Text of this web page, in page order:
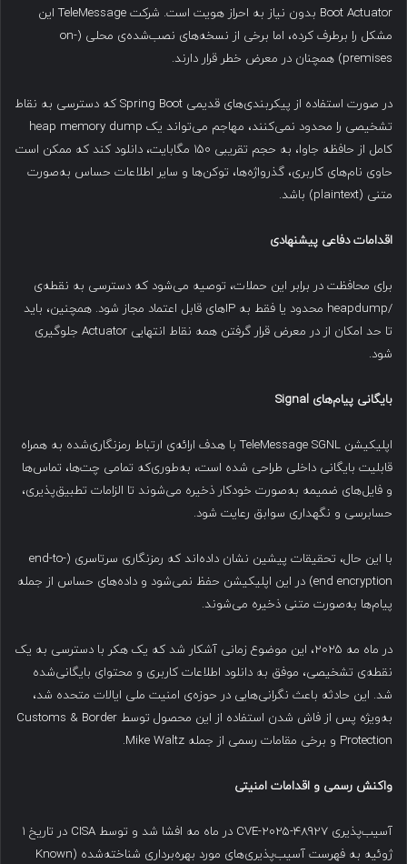
Boot Actuator بدون نیاز به احراز هویت است. شرکت TeleMessage این
مشکل را برطرف کرده، اما برخی از نسخه‌های نصب‌شده‌ی محلی (on-
premises) همچنان در معرض خطر قرار دارند.
در صورت استفاده از پیکربندی‌های قدیمی Spring Boot که دسترسی به نقاط
تشخیصی را محدود نمی‌کنند، مهاجم می‌تواند یک heap memory dump
کامل از حافظه جاوا، به حجم تقریبی ۱۵۰ مگابایت، دانلود کند که ممکن است
حاوی نام‌های کاربری، گذرواژه‌ها، توکن‌ها و سایر اطلاعات حساس به‌صورت
متنی (plaintext) باشد.
اقدامات دفاعی پیشنهادی
برای محافظت در برابر این حملات، توصیه می‌شود که دسترسی به نقطه‌ی
/heapdump محدود یا فقط به IPهای قابل اعتماد مجاز شود. همچنین، باید
تا حد امکان از در معرض قرار گرفتن همه نقاط انتهایی Actuator جلوگیری
شود.
بایگانی پیام‌های
اپلیکیشن TeleMessage SGNL با هدف ارائه‌ی ارتباط رمزنگاری‌شده به همراه
قابلیت بایگانی داخلی طراحی شده است، به‌طوری‌که تمامی چت‌ها، تماس‌ها
و فایل‌های ضمیمه به‌صورت خودکار ذخیره می‌شوند تا الزامات تطبیق‌پذیری،
حسابرسی و نگهداری سوابق رعایت شود.
با این حال، تحقیقات پیشین نشان داده‌اند که رمزنگاری سرتاسری (end-to-
end encryption) در این اپلیکیشن حفظ نمی‌شود و داده‌های حساس از جمله
پیام‌ها به‌صورت متنی ذخیره می‌شوند.
در ماه مه ۲۰۲۵، این موضوع زمانی آشکار شد که یک هکر با دسترسی به یک
نقطه‌ی تشخیصی، موفق به دانلود اطلاعات کاربری و محتوای بایگانی‌شده
شد. این حادثه باعث نگرانی‌هایی در حوزه‌ی امنیت ملی ایالات متحده شد،
به‌ویژه پس از فاش شدن استفاده از این محصول توسط Customs & Border
Protection و برخی مقامات رسمی از جمله Mike Waltz.
واکنش رسمی و اقدامات امنیتی
آسیب‌پذیری CVE-2025-48927 در ماه مه افشا شد و توسط CISA در تاریخ ۱
ژوئیه به فهرست آسیب‌پذیری‌های مورد بهره‌برداری شناخته‌شده (Known